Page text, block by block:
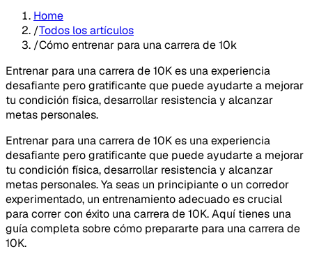
Home
/Todos los artículos
/Cómo entrenar para una carrera de 10k
Entrenar para una carrera de 10K es una experiencia
desafiante pero gratificante que puede ayudarte a mejorar
tu condición física, desarrollar resistencia y alcanzar
metas personales.
Entrenar para una carrera de 10K es una experiencia
desafiante pero gratificante que puede ayudarte a mejorar
tu condición física, desarrollar resistencia y alcanzar
metas personales. Ya seas un principiante o un corredor
experimentado, un entrenamiento adecuado es crucial
para correr con éxito una carrera de 10K. Aquí tienes una
guía completa sobre cómo prepararte para una carrera de
10K.